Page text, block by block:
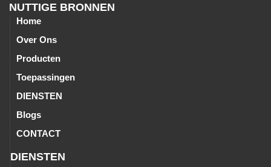
NUTTIGE BRONNEN
Home
Over Ons
Producten
Toepassingen
DIENSTEN
Blogs
CONTACT
DIENSTEN